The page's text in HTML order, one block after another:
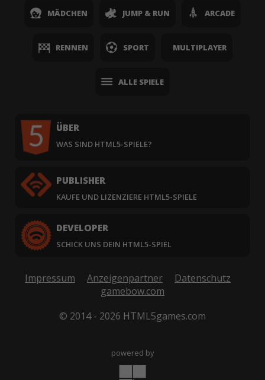
MÄDCHEN JUMP & RUN ARCADE
RENNEN SPORT MULTIPLAYER
ALLE SPIELE
ÜBER
WAS SIND HTML5-SPIELE?
PUBLISHER
KAUFE UND LIZENZIERE HTML5-SPIELE
DEVELOPER
SCHICK UNS DEIN HTML5-SPIEL
Impressum Anzeigenpartner
Datenschutz
gamebow.com
© 2014 - 2026 HTML5games.com
powered by